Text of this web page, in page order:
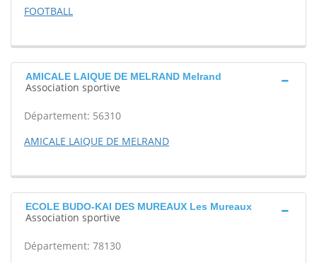
FOOTBALL
AMICALE LAIQUE DE MELRAND Melrand
Association sportive
Département: 56310
AMICALE LAIQUE DE MELRAND
ECOLE BUDO-KAI DES MUREAUX Les Mureaux
Association sportive
Département: 78130